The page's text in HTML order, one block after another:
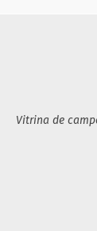
Vitrina de